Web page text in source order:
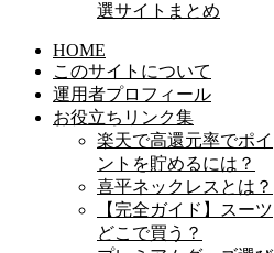
選サイトまとめ
HOME
このサイトについて
運用者プロフィール
お役立ちリンク集
楽天で高還元率でポイ
ントを貯めるには？
喜平ネックレスとは？
【完全ガイド】スーツ
どこで買う？